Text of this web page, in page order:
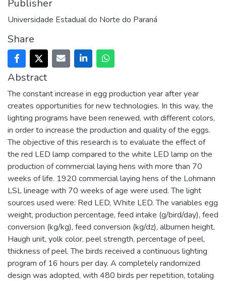
Publisher
Universidade Estadual do Norte do Paraná
Share
Abstract
The constant increase in egg production year after year
creates opportunities for new technologies. In this way, the
lighting programs have been renewed, with different colors,
in order to increase the production and quality of the eggs.
The objective of this research is to evaluate the effect of
the red LED lamp compared to the white LED lamp on the
production of commercial laying hens with more than 70
weeks of life. 1920 commercial laying hens of the Lohmann
LSL lineage with 70 weeks of age were used. The light
sources used were: Red LED, White LED. The variables egg
weight, production percentage, feed intake (g/bird/day), feed
conversion (kg/kg), feed conversion (kg/dz), albumen height,
Haugh unit, yolk color, peel strength, percentage of peel,
thickness of peel. The birds received a continuous lighting
program of 16 hours per day. A completely randomized
design was adopted, with 480 birds per repetition, totaling